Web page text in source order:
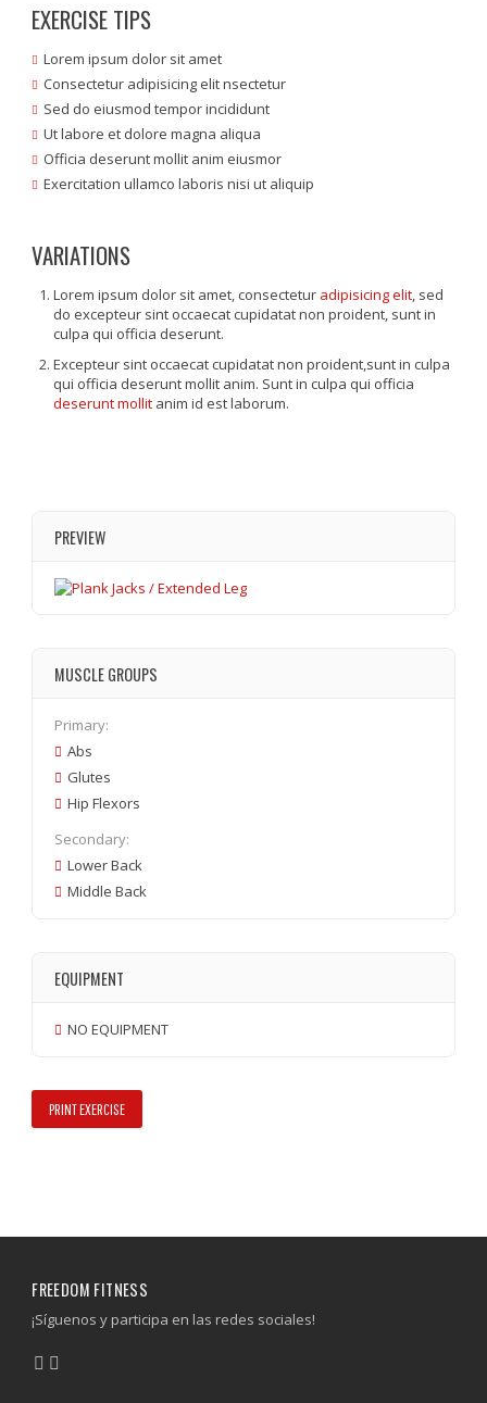
EXERCISE TIPS
Lorem ipsum dolor sit amet
Consectetur adipisicing elit nsectetur
Sed do eiusmod tempor incididunt
Ut labore et dolore magna aliqua
Officia deserunt mollit anim eiusmor
Exercitation ullamco laboris nisi ut aliquip
VARIATIONS
Lorem ipsum dolor sit amet, consectetur adipisicing elit, sed
do excepteur sint occaecat cupidatat non proident, sunt in
culpa qui officia deserunt.
Excepteur sint occaecat cupidatat non proident,sunt in culpa
qui officia deserunt mollit anim. Sunt in culpa qui officia
deserunt mollit anim id est laborum.
PREVIEW
MUSCLE GROUPS
Primary:
Abs
Glutes
Hip Flexors
Secondary:
Lower Back
Middle Back
EQUIPMENT
NO EQUIPMENT
PRINT EXERCISE
FREEDOM FITNESS
¡Síguenos y participa en las redes sociales!